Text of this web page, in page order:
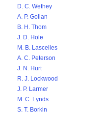
D. C. Wethey
A. P. Gollan
B. H. Thom
J. D. Hole
M. B. Lascelles
A. C. Peterson
J. N. Hurt
R. J. Lockwood
J. P. Larmer
M. C. Lynds
S. T. Borkin